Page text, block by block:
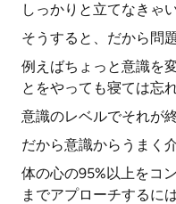
しっかりと立てなきゃ
そうすると、だから問
例えばちょっと意識を
とをやっても寝ては忘
意識のレベルでそれが
だから意識からうまく
体の心の95%以上をコ
までアプローチするには